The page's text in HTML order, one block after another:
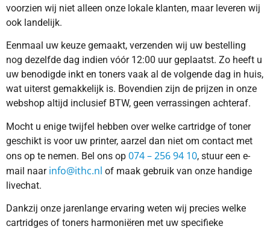
voorzien wij niet alleen onze lokale klanten, maar leveren wij
ook landelijk.
Eenmaal uw keuze gemaakt, verzenden wij uw bestelling
nog dezelfde dag indien vóór 12:00 uur geplaatst. Zo heeft u
uw benodigde inkt en toners vaak al de volgende dag in huis,
wat uiterst gemakkelijk is. Bovendien zijn de prijzen in onze
webshop altijd inclusief BTW, geen verrassingen achteraf.
Mocht u enige twijfel hebben over welke cartridge of toner
geschikt is voor uw printer, aarzel dan niet om contact met
ons op te nemen. Bel ons op 074 – 256 94 10, stuur een e-
mail naar info@ithc.nl of maak gebruik van onze handige
livechat.
Dankzij onze jarenlange ervaring weten wij precies welke
cartridges of toners harmoniëren met uw specifieke